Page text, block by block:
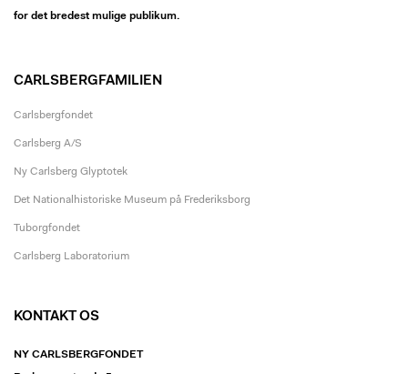
for det bredest mulige publikum.
CARLSBERGFAMILIEN
Carlsbergfondet
Carlsberg A/S
Ny Carlsberg Glyptotek
Det Nationalhistoriske Museum på Frederiksborg
Tuborgfondet
Carlsberg Laboratorium
KONTAKT OS
NY CARLSBERGFONDET